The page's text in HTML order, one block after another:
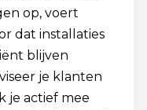
op, voert
dat installaties
blijven
je klanten
je actief mee